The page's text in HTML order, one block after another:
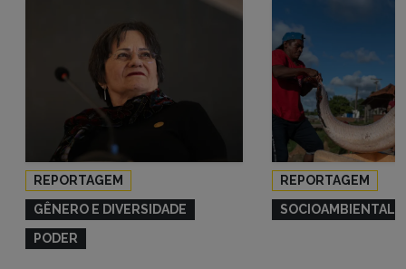
REPORTAGEM
GÊNERO E DIVERSIDADE
PODER
REPORTAGEM
SOCIOAMBIENTAL